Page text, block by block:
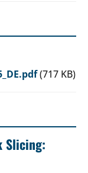
(717 KB)
Slicing: